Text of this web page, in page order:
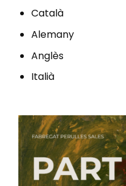
Català
Alemany
Anglès
Italià